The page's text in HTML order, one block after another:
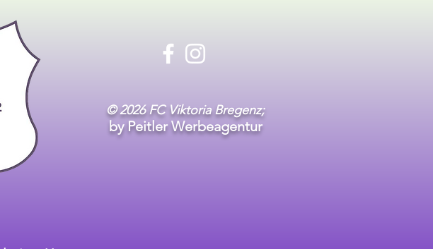
© 2026 FC Viktoria Bregenz;
by Peitler Werbeagentur